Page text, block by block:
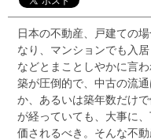
日本の不動産、戸建ての
なり、マンションでも入
などとまことしやかに言
築が圧倒的で、中古の流
か、あるいは築年数だけ
が経っていても、大事に
価されるべき。そんな不